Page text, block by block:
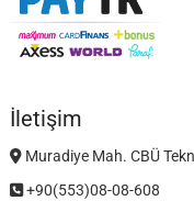
İletişim
Muradiye Mah. CBÜ
+90(553)08-08-608